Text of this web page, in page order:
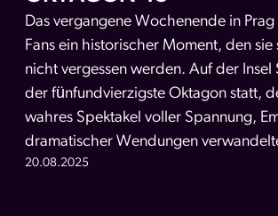
Das vergangene Wochenende in
Fans ein historischer Moment, den sie
nicht vergessen werden. Auf der Insel
der fünfundvierzigste Oktagon statt,
wahres Spektakel voller Spannung,
dramatischer Wendungen
20.08.2025